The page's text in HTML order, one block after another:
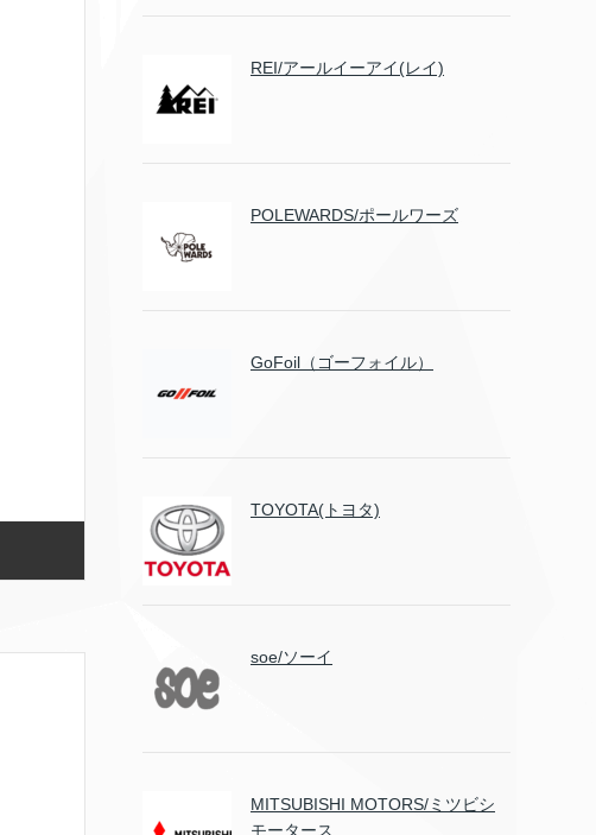
REI/アールイーアイ(レイ)
POLEWARDS/ポールワーズ
GoFoil（ゴーフォイル）
TOYOTA(トヨタ)
soe/ソーイ
MITSUBISHI MOTORS/ミツビシ
モータース